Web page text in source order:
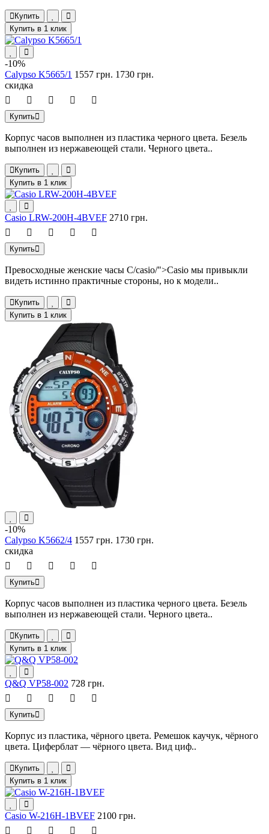
Купить
Купить в 1 клик
-10%
Calypso K5665/1 1557 грн. 1730 грн.
скидка
Купить
Корпус часов выполнен из пластика черного цвета. Безель
выполнен из нержавеющей стали. Черного цвета..
Купить
Купить в 1 клик
Casio LRW-200H-4BVEF 2710 грн.
Купить
Превосходные женские часы C/casio/">Casio мы привыкли
видеть истинно практичные стороны, но к модели..
Купить
Купить в 1 клик
-10%
Calypso K5662/4 1557 грн. 1730 грн.
скидка
Купить
Корпус часов выполнен из пластика черного цвета. Безель
выполнен из нержавеющей стали. Черного цвета..
Купить
Купить в 1 клик
Q&Q VP58-002 728 грн.
Купить
Корпус из пластика, чёрного цвета. Ремешок каучук, чёрного
цвета. Циферблат — чёрного цвета. Вид циф..
Купить
Купить в 1 клик
Casio W-216H-1BVEF 2100 грн.